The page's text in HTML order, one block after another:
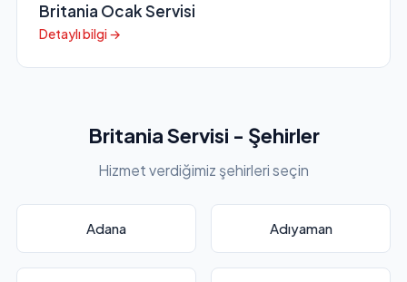
Britania Ocak Servisi
Detaylı bilgi →
Britania Servisi - Şehirler
Hizmet verdiğimiz şehirleri seçin
Adana Adıyaman